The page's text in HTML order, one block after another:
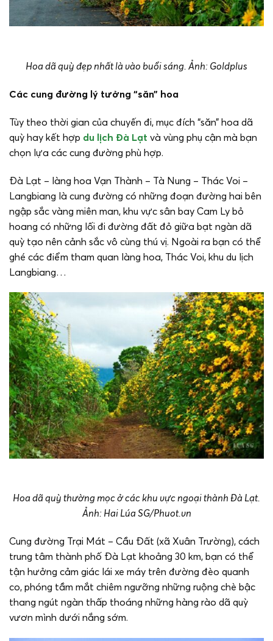
Hoa dã quỳ đẹp nhất là vào buổi sáng. Ảnh: Goldplus
Các cung đường lý tưởng “săn” hoa
Tùy theo thời gian của chuyến đi, mục đích “săn” hoa dã
quỳ hay kết hợp du lịch Đà Lạt và vùng phụ cận mà bạn
chọn lựa các cung đường phù hợp.
Đà Lạt – làng hoa Vạn Thành – Tà Nung – Thác Voi –
Langbiang là cung đường có những đoạn đường hai bên
ngập sắc vàng miên man, khu vực sân bay Cam Ly bỏ
hoang có những lối đi đường đất đỏ giữa bạt ngàn dã
quỳ tạo nên cảnh sắc vô cùng thú vị. Ngoài ra bạn có thể
ghé các điểm tham quan làng hoa, Thác Voi, khu du lịch
Langbiang…
Hoa dã quỳ thường mọc ở các khu vực ngoại thành Đà Lạt.
Ảnh: Hai Lúa SG/Phuot.vn
Cung đường Trại Mát – Cầu Đất (xã Xuân Trường), cách
trung tâm thành phố Đà Lạt khoảng 30 km, bạn có thể
tận hưởng cảm giác lái xe máy trên đường đèo quanh
co, phóng tầm mắt chiêm ngưỡng những ruộng chè bậc
thang ngút ngàn thấp thoáng những hàng rào dã quỳ
vươn mình dưới nắng sớm.